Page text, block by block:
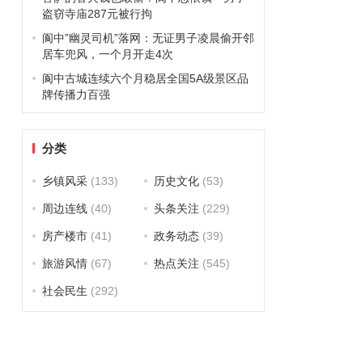
盗窃寺庙287元被行拘
阆中”幽灵司机”落网：无证男子凌晨偷开邻
居车兜风，一个月开走4次
阆中古城连续六个月稳居全国5A级景区品
牌传播力百强
分类
乡镇风采(133) 历史文化(53)
周边连线(40) 头条关注 (229)
房产楼市(41) 政务动态(39)
旅游风情(67) 热点关注 (545)
社会民生 (292)